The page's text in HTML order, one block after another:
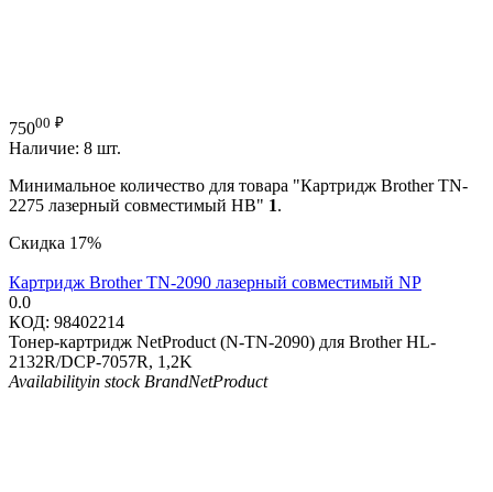
75000 ₽
Наличие: 8 шт.
Минимальное количество для товара "Картридж Brother TN-
2275 лазерный совместимый HB" 1.
Скидка 17%
Картридж Brother TN-2090 лазерный совместимый NP
0.0
КОД: 98402214
Тонер-картридж NetProduct (N-TN-2090) для Brother HL-
2132R/DCP-7057R, 1,2K
Availabilityin stock BrandNetProduct